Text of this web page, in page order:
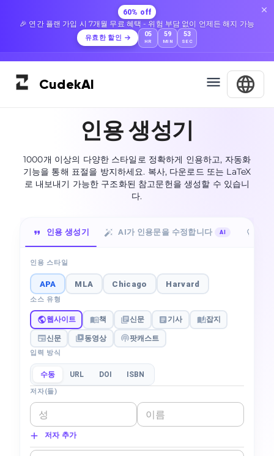
60% off
🎉 연간 플랜 가입 시 7개월 무료 혜택 - 위험 부담 없이 언제든 해지 가능
유효한 할인 05
HR
59
MIN
52
SEC
CudekAI
인용 생성기
1000개 이상의 다양한 스타일로 정확하게 인용하고, 자동화
기능을 통해 표절을 방지하세요. 복사, 다운로드 또는 LaTeX
로 내보내기 가능한 구조화된 참고문헌을 생성할 수 있습니
다.
인용 생성기 AI가 인용문을 수정합니다 AI
인용 스타일
APA MLA Chicago Harvard
소스 유형
웹사이트 책 신문 기사 잡지
신문 동영상 팟캐스트
입력 방식
수동 URL DOI ISBN
저자(들)
저자 추가